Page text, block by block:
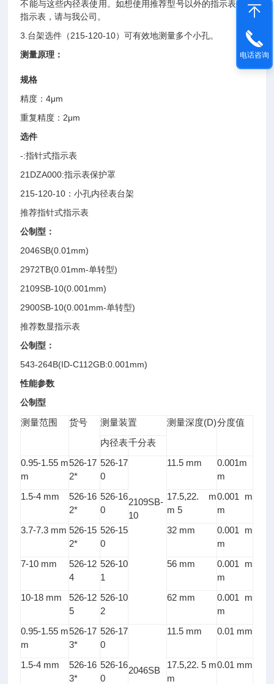
不能与这些内径表使用。如想使用推荐型号以外的指示表或者
指示表，请与我公司。
3. 台架选件（215-120-10）可有效地测量多个小孔。
测量原理：
规格
精度：4μm
重复精度：2μm
选件
-:指针式指示表
21DZA000:指示表保护罩
215-120-10 ：小孔内径表台架
推荐指针式指示表
公制型：
2046SB(0.01mm)
2972TB(0.01mm-单转型)
2109SB-10(0.001mm)
2900SB-10(0.001mm-单转型)
推荐数显指示表
公制型：
543-264B(ID-C112GB:0.001mm)
性能参数
公制型
测量范围 货号 测量装置 测量深度(D)分度值
内径表千分表
0.95-1.55 m
m
526-17
2*
526-17
0
2109SB-
10
11.5 mm
0.001m
m
1.5-4 mm
526-16
2*
526-16
0
17.5,22. m
m 5
0.001 m
m
3.7-7.3 mm 526-15
2*
526-15
0
32 mm
0.001 m
m
7-10 mm
526-12
4
526-10
1
56 mm
0.001 m
m
10-18 mm
526-12
5
526-10
2
62 mm
0.001 m
m
0.95-1.55 m
m
526-17
3*
526-17
0
2046SB
11.5 mm 0.01 mm
1.5-4 mm
526-16
3*
526-16
0
17.5,22. 5 m
m
0.01 mm
电话咨询